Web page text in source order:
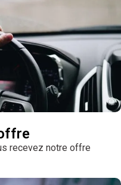
recevez notre offre